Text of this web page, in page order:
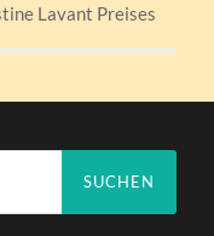
Lavant Preises